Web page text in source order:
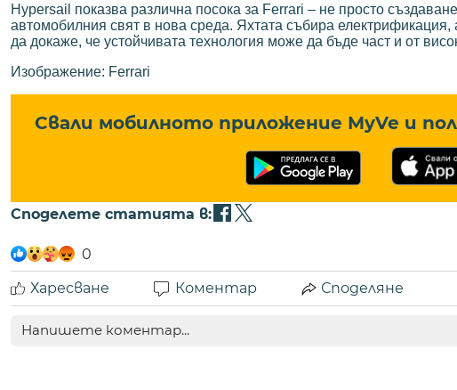
Hypersail показва различна посока за Ferrari – не просто
автомобилния свят в нова среда. Яхтата събира
да докаже, че устойчивата технология може да бъде част и от
Изображение: Ferrari
Свали мобилното приложение MyVe и
Споделете статията в:
0
Харесване
Коментар Споделяне